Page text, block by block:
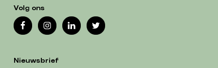
Volg ons
Nieuwsbrief